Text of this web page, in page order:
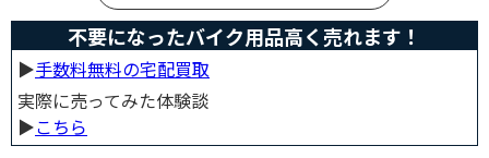
不要になったバイク用品高く売れます！
▶︎手数料無料の宅配買取
実際に売ってみた体験談
▶︎こちら